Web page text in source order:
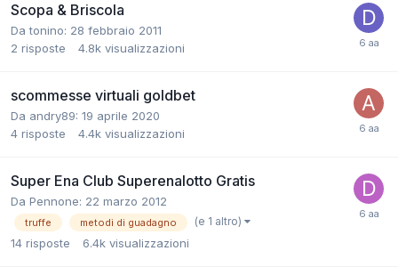
Scopa & Briscola
Datonino: 28 febbraio 2011
2 risposte 4.8k visualizzazioni
scommesse virtuali goldbet
Da andry89: 19 aprile 2020
4 risposte 4.4k visualizzazioni
Super Ena Club Superenalotto Gratis
Da Pennone: 22 marzo 2012
truffe metodi di guadagno (e 1 altro)
14 risposte 6.4k visualizzazioni